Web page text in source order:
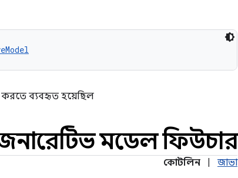
করতে ব্যবহৃত হয়েছিল
মডেল ফিউচার
কোটলিন জাভা